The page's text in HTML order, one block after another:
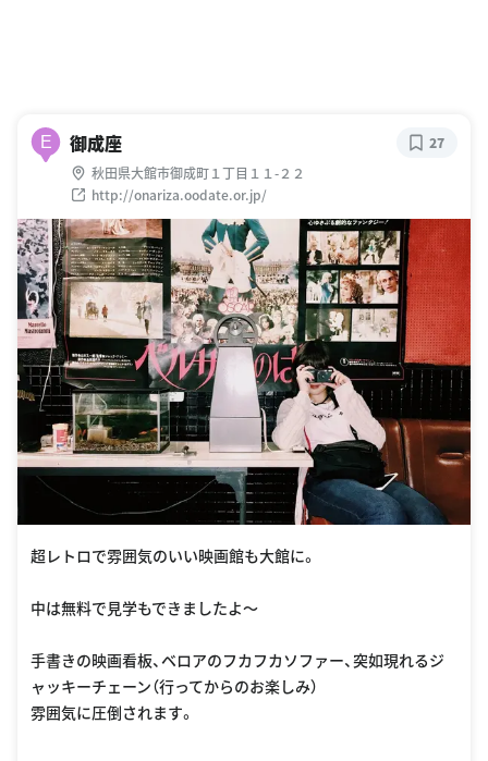
E 御成座
秋田県大館市御成町１丁目１１-２２
http://onariza.oodate.or.jp/
27
超レトロで雰囲気のいい映画館も大館に。
中は無料で見学もできましたよ〜
手書きの映画看板、ベロアのフカフカソファー、突如現れるジ
ャッキーチェーン（行ってからのお楽しみ）
雰囲気に圧倒されます。